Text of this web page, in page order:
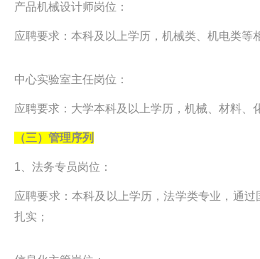
产品机械设计师岗位：
应聘要求：本科及以上学历，机械类、机电类等
中心实验室主任岗位：
应聘要求：大学本科及以上学历，机械、材料、
（三）管理序列
1、法务专员岗位：
应聘要求：本科及以上学历，法学类专业，通
扎实；